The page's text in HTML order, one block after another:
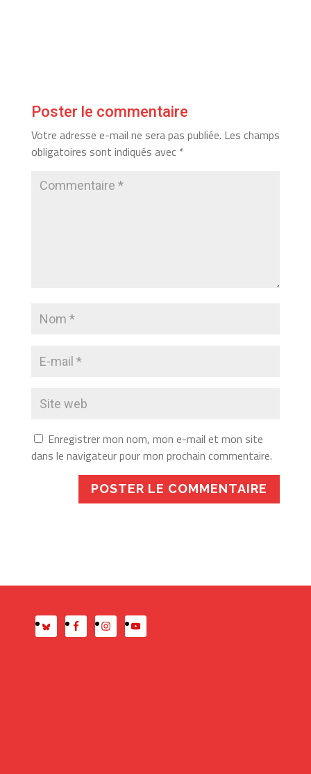
Poster le commentaire
Votre adresse e-mail ne sera pas publiée. Les champs
obligatoires sont indiqués avec *
Enregistrer mon nom, mon e-mail et mon site
dans le navigateur pour mon prochain commentaire.